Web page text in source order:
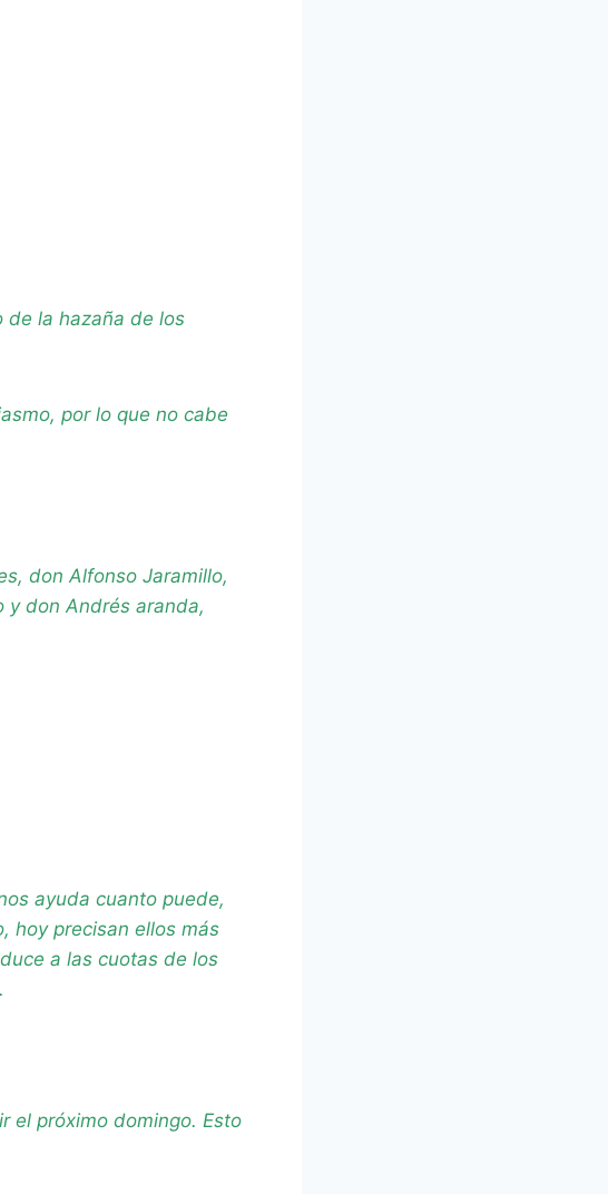
de la hazaña de los
por lo que no cabe
don Alfonso Jaramillo,
y don Andrés aranda,
ayuda cuanto puede,
hoy precisan ellos más
a las cuotas de los
el próximo domingo. Esto